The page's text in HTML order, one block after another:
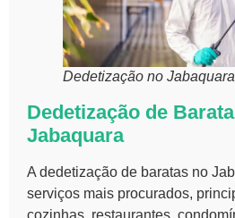
Dedetização no Jabaquara
Dedetização de
Jabaquara
A dedetização de baratas no
serviços mais procurados,
cozinhas, restaurantes,